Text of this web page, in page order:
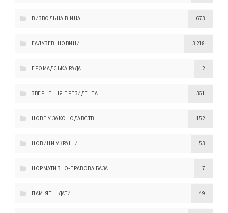
ВИЗВОЛЬНА ВІЙНА 673
ГАЛУЗЕВІ НОВИНИ 3 218
ГРОМАДСЬКА РАДА 2
ЗВЕРНЕННЯ ПРЕЗИДЕНТА 361
НОВЕ У ЗАКОНОДАВСТВІ 152
НОВИНИ УКРАЇНИ 53
НОРМАТИВНО-ПРАВОВА БАЗА 7
ПАМ'ЯТНІ ДАТИ 49